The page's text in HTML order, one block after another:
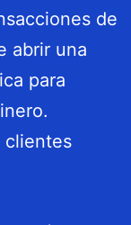
de
abrir una
para
clientes